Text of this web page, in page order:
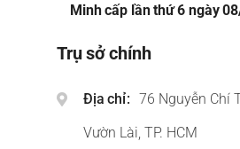
Minh cấp lần thứ 6 ngày
Trụ sở chính
Địa chỉ
76 Nguyễn Chí
Vườn Lài, TP. HCM